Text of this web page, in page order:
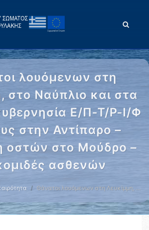
λουόμενων στη
στο Ναύπλιο και στα
Ε/Π-Τ/Ρ-Ι/Φ
στην Αντίπαρο –
οστών στο Μούδρο –
ασθενών
Θάνατοι λουόμενων στη Λευκίμμη, …